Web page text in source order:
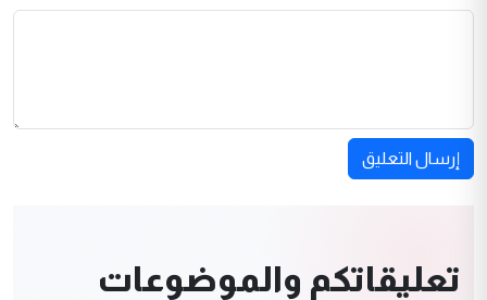
إرسال التعليق
تعليقاتكم والموضوعات